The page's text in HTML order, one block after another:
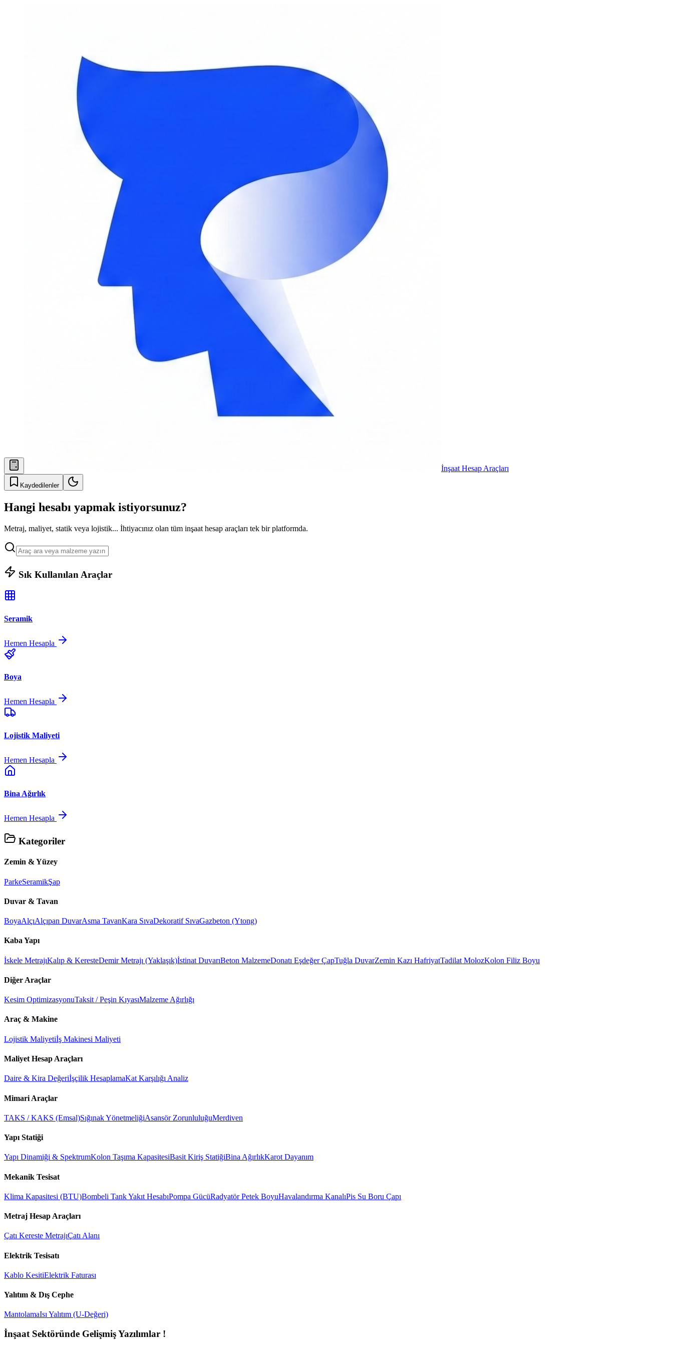
İnşaat Hesap Araçları
Kaydedilenler
Hangi hesabı yapmak istiyorsunuz?
Metraj, maliyet, statik veya lojistik... İhtiyacınız olan tüm inşaat hesap araçları tek bir platformda.
Sık Kullanılan Araçlar
Seramik
Hemen Hesapla
Boya
Hemen Hesapla
Lojistik Maliyeti
Hemen Hesapla
Bina Ağırlık
Hemen Hesapla
Kategoriler
Zemin & Yüzey
ParkeSeramikŞap
Duvar & Tavan
BoyaAlçıAlçıpan DuvarAsma TavanKara SıvaDekoratif SıvaGazbeton (Ytong)
Kaba Yapı
İskele MetrajıKalıp & KeresteDemir Metrajı (Yaklaşık)İstinat DuvarıBeton MalzemeDonatı Eşdeğer ÇapTuğla DuvarZemin Kazı HafriyatTadilat MolozKolon Filiz Boyu
Diğer Araçlar
Kesim OptimizasyonuTaksit / Peşin KıyasıMalzeme Ağırlığı
Araç & Makine
Lojistik Maliyetiİş Makinesi Maliyeti
Maliyet Hesap Araçları
Daire & Kira Değeriİşçilik HesaplamaKat Karşılığı Analiz
Mimari Araçlar
TAKS / KAKS (Emsal)Sığınak YönetmeliğiAsansör ZorunluluğuMerdiven
Yapı Statiği
Yapı Dinamiği & SpektrumKolon Taşıma KapasitesiBasit Kiriş StatiğiBina AğırlıkKarot Dayanım
Mekanik Tesisat
Klima Kapasitesi (BTU)Bombeli Tank Yakıt HesabıPompa GücüRadyatör Petek BoyuHavalandırma KanalıPis Su Boru Çapı
Metraj Hesap Araçları
Çatı Kereste MetrajıÇatı Alanı
Elektrik Tesisatı
Kablo KesitiElektrik Faturası
Yalıtım & Dış Cephe
MantolamaIsı Yalıtım (U-Değeri)
İnşaat Sektöründe Gelişmiş Yazılımlar !